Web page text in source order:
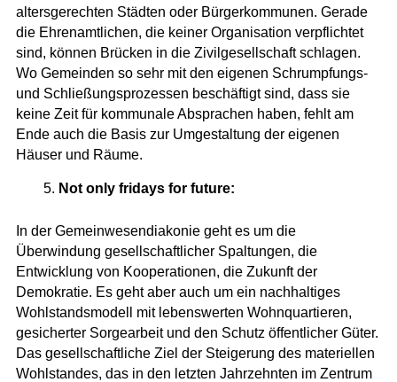
altersgerechten Städten oder Bürgerkommunen. Gerade
die Ehrenamtlichen, die keiner Organisation verpflichtet
sind, können Brücken in die Zivilgesellschaft schlagen.
Wo Gemeinden so sehr mit den eigenen Schrumpfungs-
und Schließungsprozessen beschäftigt sind, dass sie
keine Zeit für kommunale Absprachen haben, fehlt am
Ende auch die Basis zur Umgestaltung der eigenen
Häuser und Räume.
Not only fridays for future:
In der Gemeinwesendiakonie geht es um die
Überwindung gesellschaftlicher Spaltungen, die
Entwicklung von Kooperationen, die Zukunft der
Demokratie. Es geht aber auch um ein nachhaltiges
Wohlstandsmodell mit lebenswerten Wohnquartieren,
gesicherter Sorgearbeit und den Schutz öffentlicher Güter.
Das gesellschaftliche Ziel der Steigerung des materiellen
Wohlstandes, das in den letzten Jahrzehnten im Zentrum